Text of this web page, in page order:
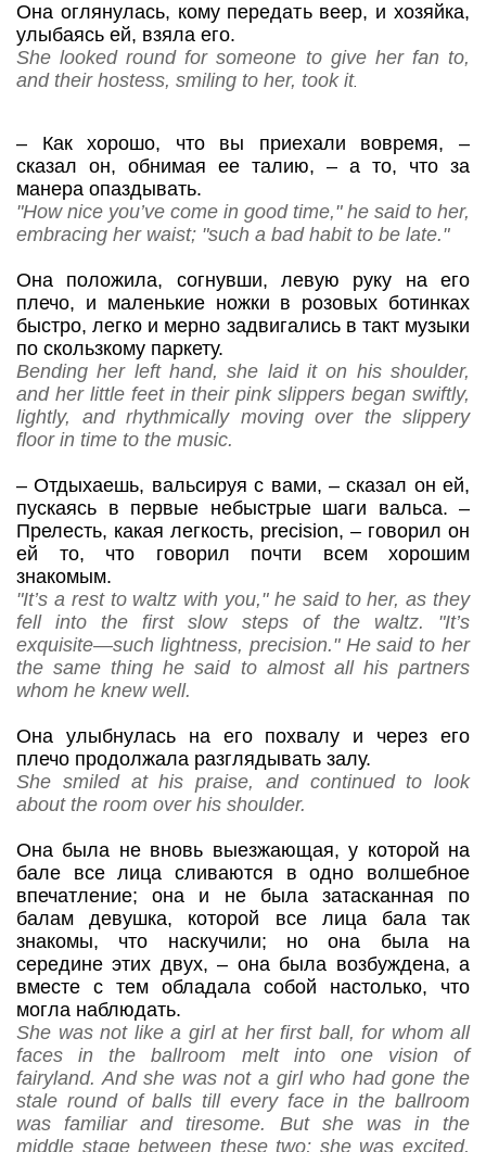
Она оглянулась, кому передать веер, и хозяйка,
улыбаясь ей, взяла его.
She looked round for someone to give her fan to,
and their hostess, smiling to her, took it.
– Как хорошо, что вы приехали вовремя,
–
сказал он, обнимая ее талию, – а то, что за
манера опаздывать.
"How nice you’ve come in good time," he said to her,
embracing her waist; "such a bad habit to be late."
Она положила, согнувши, левую руку на его
плечо, и маленькие ножки в розовых ботинках
быстро, легко и мерно задвигались в такт музыки
по скользкому паркету.
Bending her left hand, she laid it on his shoulder,
and her little feet in their pink slippers began swiftly,
lightly, and rhythmically moving over the slippery
floor in time to the music.
– Отдыхаешь, вальсируя с вами, – сказал он ей,
пускаясь в первые небыстрые шаги вальса. –
Прелесть, какая легкость, precision, – говорил он
ей то, что говорил почти всем хорошим
знакомым.
"It’s a rest to waltz with you," he said to her, as they
fell into the first slow steps of the waltz. "It’s
exquisite—such lightness, precision." He said to her
the same thing he said to almost all his partners
whom he knew well.
Она улыбнулась на его похвалу и через его
плечо продолжала разглядывать залу.
She smiled at his praise, and continued to look
about the room over his shoulder.
Она была не вновь выезжающая, у которой на
бале все лица сливаются в одно волшебное
впечатление; она и не была затасканная по
балам девушка, которой все лица бала так
знакомы, что наскучили; но она была на
середине этих двух, – она была возбуждена, а
вместе с тем обладала собой настолько, что
могла наблюдать.
She was not like a girl at her first ball, for whom all
faces in the ballroom melt into one vision of
fairyland. And she was not a girl who had gone the
stale round of balls till every face in the ballroom
was familiar and tiresome. But she was in the
middle stage between these two; she was excited,